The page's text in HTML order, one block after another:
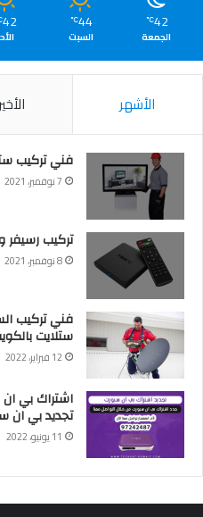
42
℃
الجمعة
44
℃
السبت
42
الأشهر
فني تركيب
7 نوفمبر، 2021
تركيب رسيفر واي
8 نوفمبر، 2021
ستلايت
12 فبراير، 2022
تجديد بي ان
11 يونيو، 2022